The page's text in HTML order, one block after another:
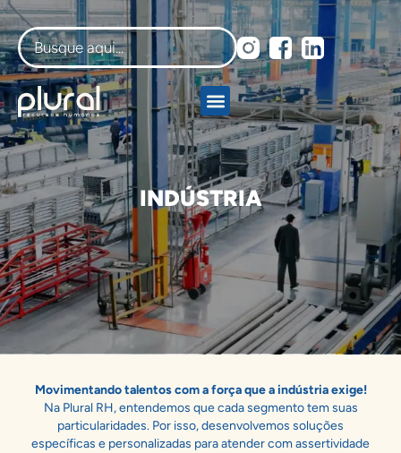
INDÚSTRIA
Movimentando talentos com a força que a indústria exige!
Na Plural RH, entendemos que cada segmento tem suas
particularidades. Por isso, desenvolvemos soluções
específicas e personalizadas para atender com assertividade